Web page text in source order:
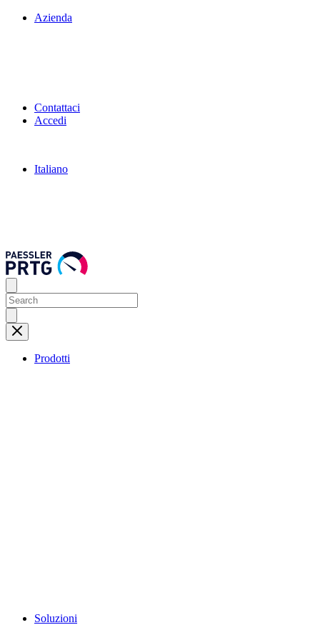
Azienda
Contattaci
Accedi
Italiano
Prodotti
Soluzioni